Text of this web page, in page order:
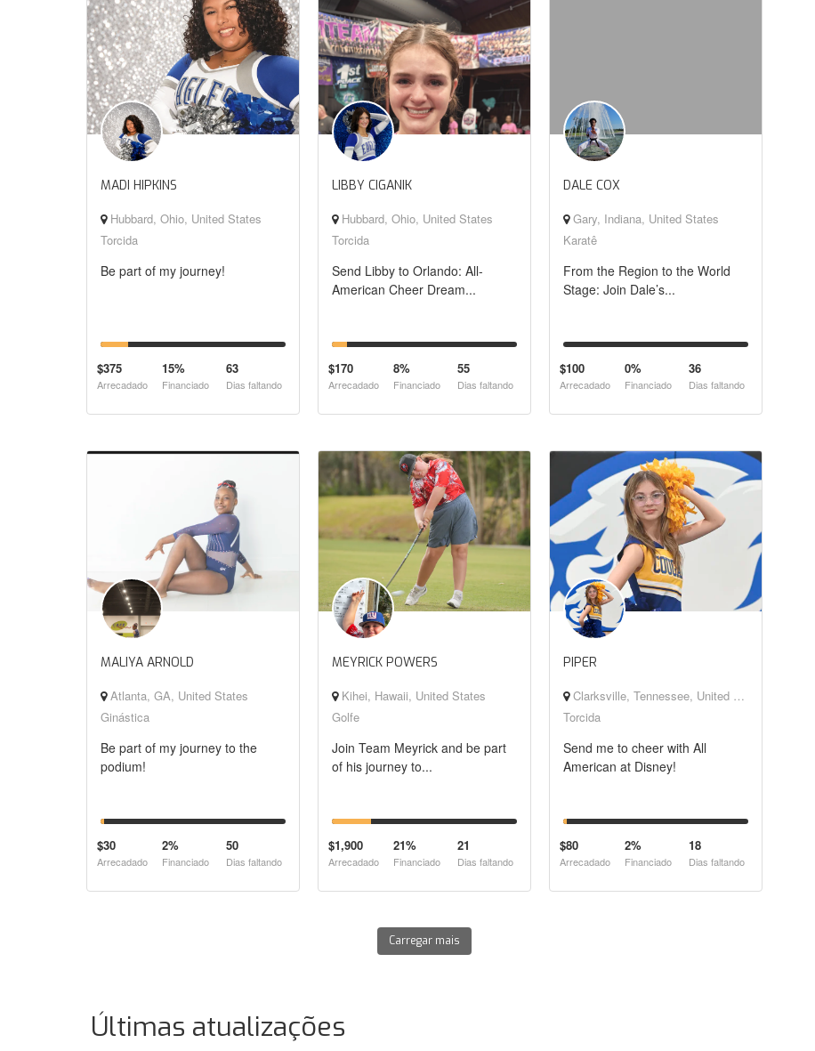
MADI HIPKINS
Hubbard, Ohio, United States
Torcida
Be part of my journey!
$375
Arrecadado
15%
Financiado
63
Dias faltando
LIBBY CIGANIK
Hubbard, Ohio, United States
Torcida
Send Libby to Orlando: All-
American Cheer Dream...
$170
Arrecadado
8%
Financiado
55
Dias faltando
DALE COX
Gary, Indiana, United States
Karatê
From the Region to the World
Stage: Join Dale’s...
$100
Arrecadado
0%
Financiado
36
Dias faltando
MALIYA ARNOLD
Atlanta, GA, United States
Ginástica
Be part of my journey to the
podium!
$30
Arrecadado
2%
Financiado
50
Dias faltando
MEYRICK POWERS
Kihei, Hawaii, United States
Golfe
Join Team Meyrick and be part
of his journey to...
$1,900
Arrecadado
21%
Financiado
21
Dias faltando
PIPER
Clarksville, Tennessee, United States
Torcida
Send me to cheer with All
American at Disney!
$80
Arrecadado
2%
Financiado
18
Dias faltando
Carregar mais
Últimas atualizações